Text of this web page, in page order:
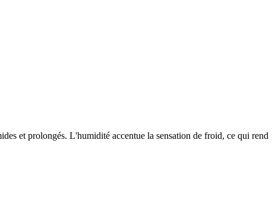
et prolongés. L'humidité accentue la sensation de froid, ce qui rend